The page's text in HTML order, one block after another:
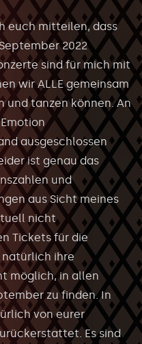
euch mitteilen, dass
2022
sind für mich mit
wir ALLE gemeinsam
und tanzen können. An
ausgeschlossen
ist genau das
und
aus Sicht meines
nicht
Tickets für die
ihre
möglich, in allen
zu finden. In
von eurer
Es sind